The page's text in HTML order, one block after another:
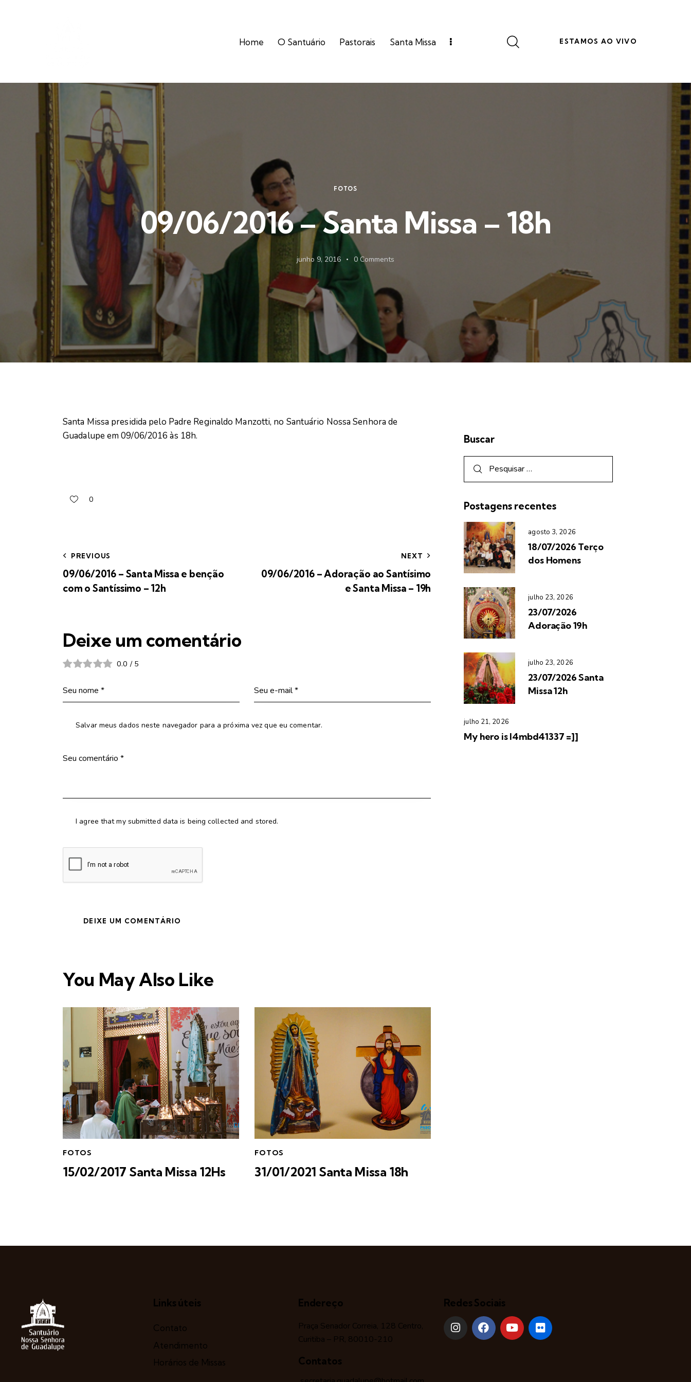
Home O Santuário Pastorais Santa Missa ESTAMOS AO VIVO
FOTOS
09/06/2016 – Santa Missa – 18h
junho 9, 2016 0 Comments
Santa Missa presidida pelo Padre Reginaldo Manzotti, no Santuário Nossa Senhora de
Guadalupe em 09/06/2016 às 18h.
0
PREVIOUS
09/06/2016 – Santa Missa e benção
com o Santíssimo – 12h
NEXT
09/06/2016 – Adoração ao Santísimo
e Santa Missa – 19h
Deixe um comentário
0.0 / 5
Salvar meus dados neste navegador para a próxima vez que eu comentar.
I agree that my submitted data is being collected and stored.
You May Also Like
FOTOS
15/02/2017 Santa Missa 12Hs
FOTOS
31/01/2021 Santa Missa 18h
Buscar
Postagens recentes
agosto 3, 2026
18/07/2026 Terço
dos Homens
julho 23, 2026
23/07/2026
Adoração 19h
julho 23, 2026
23/07/2026 Santa
Missa 12h
julho 21, 2026
My hero is l4mbd41337 =]]
Links úteis
Contato
Atendimento
Horários de Missas
Endereço
Praça Senador Correia, 128 Centro,
Curitiba – PR, 80010-210
Contatos
Redes Sociais